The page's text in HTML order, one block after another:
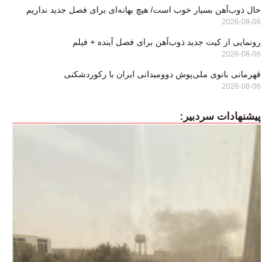
حال ذوب‌آهن بسیار خوب است/ هیچ بهانه‌ای برای فصل جدید نداریم
2026-08-06
رونمایی از کیت جدید ذوب‌آهن برای فصل آینده + فیلم
2026-08-06
قهرمانی بانوی ملی‌پوش دوومیدانی ایران با رکوردشکنی
2026-08-06
پیشنهادات سردبیر: